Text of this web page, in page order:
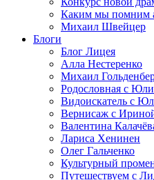
Каким мы помним
Михаил Швейцер
Блоги
Блог Лицея
Алла Нестеренко
Михаил
Родословная с
Видоискатель с
Вернисаж с
Валентина
Лариса Хенинен
Олег Гальченко
Культурный
Путешествуем с